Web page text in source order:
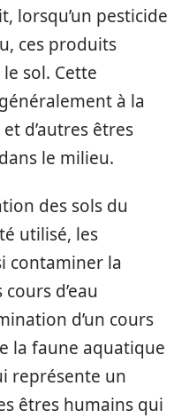
lorsqu’un pesticide
ces produits
sol. Cette
à la
d’autres êtres
le milieu.
des sols du
utilisé, les
contaminer la
d’eau
d’un cours
la faune aquatique
représente un
êtres humains qui